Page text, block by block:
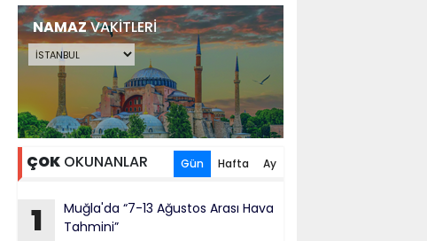
NAMAZVAKİTLERİ
ÇOK OKUNANLAR Gün Hafta Ay
1
Muğla'da “7-13 Ağustos Arası Hava
Tahmini”